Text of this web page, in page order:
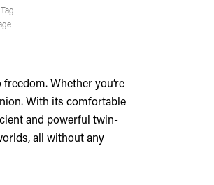
Whether you’re
With its comfortable
and powerful twin-
all without any